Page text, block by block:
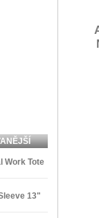
Work Tote
13"